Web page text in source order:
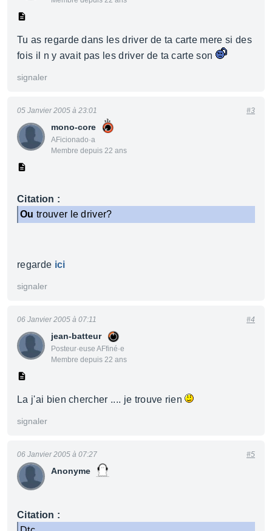
Tu as regarde dans les driver de ta carte mere si des
fois il n y avait pas les driver de ta carte son
signaler
mono-core
AFicionado·a
Membre depuis 22 ans
05 Janvier 2005 à 23:01 #3
Citation :
Ou trouver le driver?
regarde ici
signaler
jean-batteur
Posteur·euse AFfiné·e
Membre depuis 22 ans
06 Janvier 2005 à 07:11 #4
La j'ai bien chercher .... je trouve rien
signaler
Anonyme
06 Janvier 2005 à 07:27 #5
Citation :